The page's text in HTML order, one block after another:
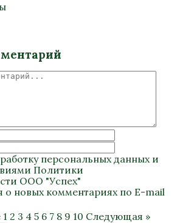
персональных данныхи
Политики
ООО "Успех"
о новых комментариях по E-mail
1 2 3 4 5 6 7 8 9 10 Следующая »